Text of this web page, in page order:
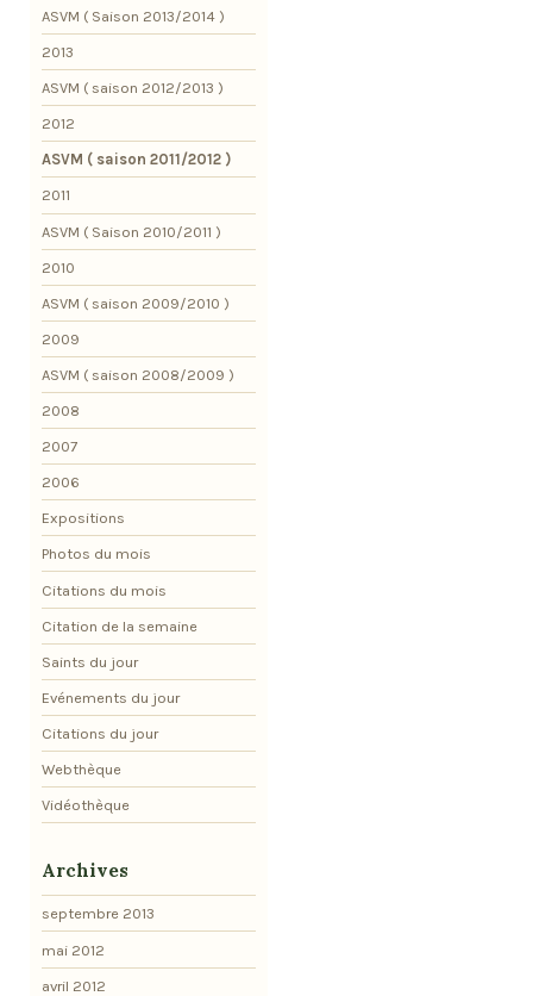
ASVM ( Saison 2013/2014 )
2013
ASVM ( saison 2012/2013 )
2012
ASVM ( saison 2011/2012 )
2011
ASVM ( Saison 2010/2011 )
2010
ASVM ( saison 2009/2010 )
2009
ASVM ( saison 2008/2009 )
2008
2007
2006
Expositions
Photos du mois
Citations du mois
Citation de la semaine
Saints du jour
Evénements du jour
Citations du jour
Webthèque
Vidéothèque
Archives
septembre 2013
mai 2012
avril 2012